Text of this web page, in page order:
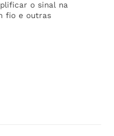
o sinal na
fio e outras